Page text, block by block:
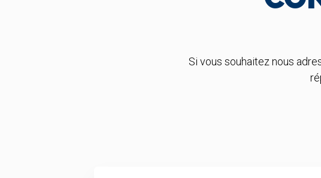
Si vous souhaitez nous